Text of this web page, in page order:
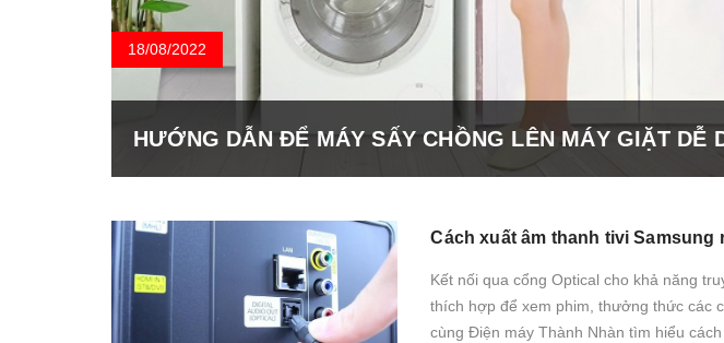
18/08/2022
HƯỚNG DẪN ĐỂ MÁY SẤY CHỒNG LÊN MÁY GIẶT DỄ
Cách xuất âm thanh tivi
Kết nối qua cổng Optical cho khả năng
thích hợp để xem phim, thưởng thức các
cùng Điện máy Thành Nhàn tìm hiểu